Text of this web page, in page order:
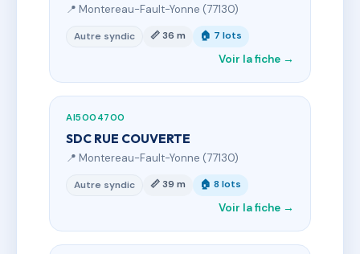
📍 Montereau-Fault-Yonne (77130)
Autre syndic 📏 36 m 🏠 7 lots
Voir la fiche →
AI5004700
SDC RUE COUVERTE
📍 Montereau-Fault-Yonne (77130)
Autre syndic 📏 39 m 🏠 8 lots
Voir la fiche →